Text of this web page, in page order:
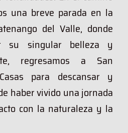
una breve parada en la
del Valle, donde
su singular belleza y
regresamos a San
para descansar y
haber vivido una jornada
con la naturaleza y la